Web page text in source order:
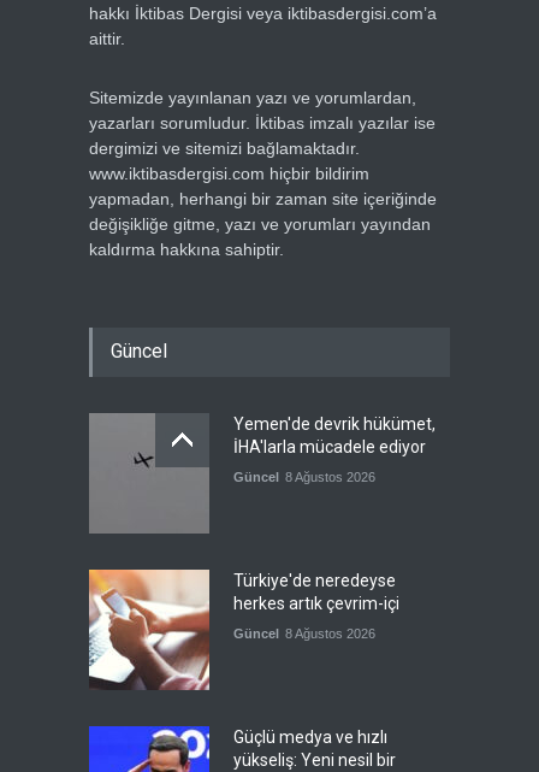
hakkı İktibas Dergisi veya iktibasdergisi.com’a
aittir.
Sitemizde yayınlanan yazı ve yorumlardan,
yazarları sorumludur. İktibas imzalı yazılar ise
dergimizi ve sitemizi bağlamaktadır.
www.iktibasdergisi.com hiçbir bildirim
yapmadan, herhangi bir zaman site içeriğinde
değişikliğe gitme, yazı ve yorumları yayından
kaldırma hakkına sahiptir.
Güncel
Yemen'de devrik hükümet,
İHA'larla mücadele ediyor
Güncel 8 Ağustos 2026
Türkiye'de neredeyse
herkes artık çevrim-içi
Güncel 8 Ağustos 2026
Güçlü medya ve hızlı
yükseliş: Yeni nesil bir